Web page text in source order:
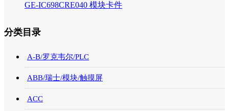
GE-IC698CRE040 模块卡件
分类目录
A-B/罗克韦尔/PLC
ABB/瑞士/模块/触摸屏
ACC